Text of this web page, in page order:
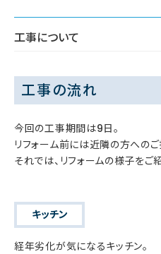
工事について
工事の流れ
今回の工事期間は9日。
リフォーム前には近隣の方への
それでは、リフォームの様子をご
キッチン
経年劣化が気になるキッチン。